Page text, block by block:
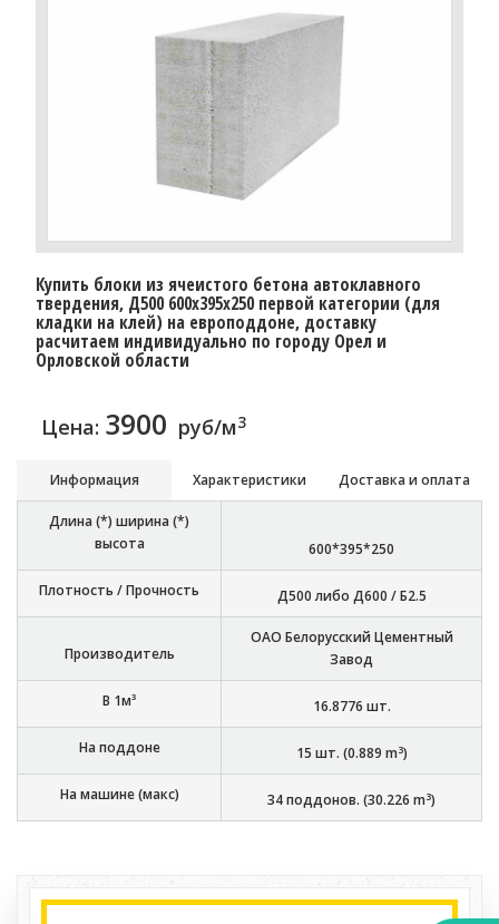
Купить блоки из ячеистого бетона автоклавного
твердения, Д500 600x395x250 первой категории (для
кладки на клей) на европоддоне, доставку
расчитаем индивидуально по городу Орел и
Орловской области
Цена: 3900 руб/м3
Информация Характеристики Доставка и оплата
Длина (*) ширина (*)
высота
600*395*250
Плотность / Прочность Д500 либо Д600 / Б2.5
Производитель
ОАО Белорусский Цементный
Завод
В 1м³ 16.8776 шт.
На поддоне 15 шт. (0.889 m3)
На машине (макс) 34поддонов. (30.226 m3)